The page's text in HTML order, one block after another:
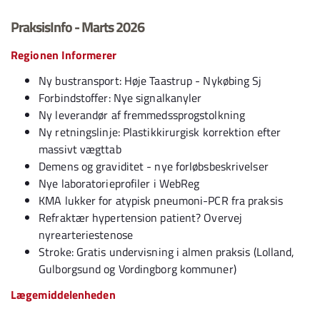
PraksisInfo - Marts 2026
Regionen Informerer
Ny bustransport: Høje Taastrup - Nykøbing Sj
Forbindstoffer: Nye signalkanyler
Ny leverandør af fremmedssprogstolkning
Ny retningslinje: Plastikkirurgisk korrektion efter
massivt vægttab
Demens og graviditet - nye forløbsbeskrivelser
Nye laboratorieprofiler i WebReg
KMA lukker for atypisk pneumoni-PCR fra praksis
Refraktær hypertension patient? Overvej
nyrearteriestenose
Stroke: Gratis undervisning i almen praksis (Lolland,
Gulborgsund og Vordingborg kommuner)
Lægemiddelenheden